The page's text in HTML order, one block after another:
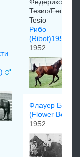
Тезио/Federico
Tesio
Рибо
(Ribot)1952
1952
Флауер Боул
(Flower Bowl)
1952